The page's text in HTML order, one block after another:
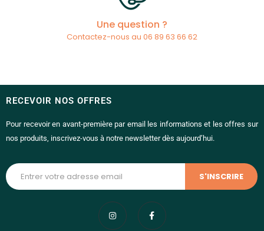
Une question ?
Contactez-nous au 06 89 63 66 62
RECEVOIR NOS OFFRES
Pour recevoir en avant-première par email les informations et les offres sur
nos produits, inscrivez-vous à notre newsletter dès aujourd’hui.